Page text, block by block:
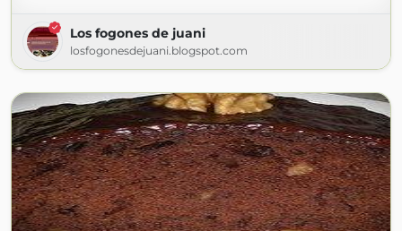
Los fogones de juani
losfogonesdejuani.blogspot.com